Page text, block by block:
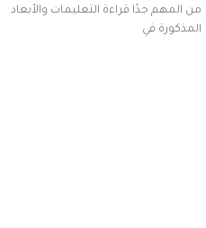
من المهم جدًا قراءة التعليمات والأبعاد
المذكورة في